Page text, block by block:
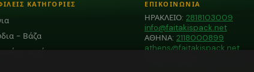
ΚΑΤΗΓΟΡΙΕΣ
- Βάζα
φυτά
ΕΠΙΚΟΙΝΩΝΙΑ
ΗΡΑΚΛΕΙΟ: 2818103009
info@faitakispack.net
ΑΘΗΝΑ: 2118000899
athens@faitakispack.net